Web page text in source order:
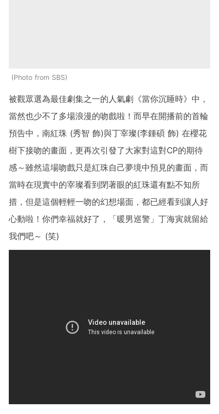
Photo from SBS
被觀眾選為最佳劇集之一的人氣劇《當你沉睡時》中，
當然也少不了多場浪漫的吻戲啦！而早在開播前的首輪
預告中，南紅珠 (秀智 飾)與丁宰璨(李鍾碩 飾) 在櫻花
樹下接吻的畫面，更再次引發了大家對這對CP的期待
感～雖然這場吻戲只是紅珠自己夢境中預見的畫面，而
當時在現實中的宰璨看到閉著眼的紅珠還有點不知所
措，但是這個輕輕一吻的幻想場面，都已經看到讓人好
心動啦！你們幸福就好了，「暖男巡警」丁海寅就留給
我們吧～ (笑)